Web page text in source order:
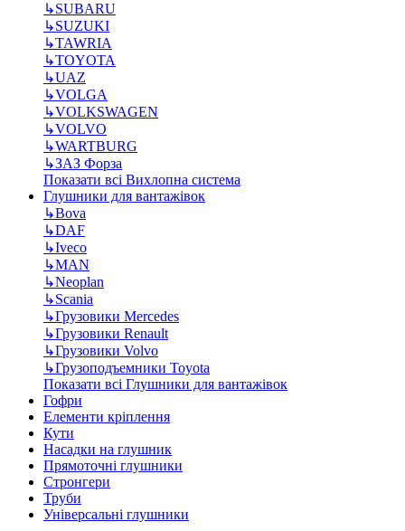
↳SUBARU
↳SUZUKI
↳TAWRIA
↳TOYOTA
↳UAZ
↳VOLGA
↳VOLKSWAGEN
↳VOLVO
↳WARTBURG
↳ЗАЗ Форза
Показати всі Вихлопна система
Глушники для вантажівок
↳Bova
↳DAF
↳Iveco
↳MAN
↳Neoplan
↳Scania
↳Грузовики Mercedes
↳Грузовики Renault
↳Грузовики Volvo
↳Грузоподъемники Toyota
Показати всі Глушники для вантажівок
Гофри
Елементи кріплення
Кути
Насадки на глушник
Прямоточні глушники
Стронгери
Труби
Універсальні глушники